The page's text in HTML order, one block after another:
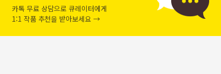
카톡 무료 상담으로 큐레이터에게
1:1 작품 추천을 받아보세요 →